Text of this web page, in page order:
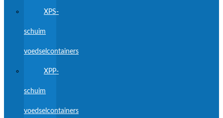
XPS-
schuim
voedselcontainers
XPP-
schuim
voedselcontainers